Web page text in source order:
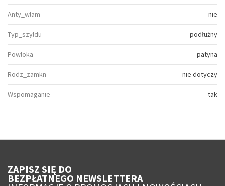
Anty_wlam nie
Typ_szyldu podłużny
Powloka patyna
Rodz_zamkn nie dotyczy
Wspomaganie tak
ZAPISZ SIĘ DO
BEZPŁATNEGO NEWSLETTERA